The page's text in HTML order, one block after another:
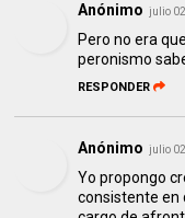
Anónimo julio
Pero no era
peronismo
RESPONDER
Anónimo julio
Yo propongo
consistente en